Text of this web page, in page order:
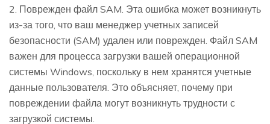
2. Поврежден файл SAM. Эта ошибка может возникнуть
из-за того, что ваш менеджер учетных записей
безопасности (SAM) удален или поврежден. Файл SAM
важен для процесса загрузки вашей операционной
системы Windows, поскольку в нем хранятся учетные
данные пользователя. Это объясняет, почему при
повреждении файла могут возникнуть трудности с
загрузкой системы.